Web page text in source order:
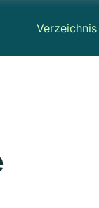
Verzeichnis